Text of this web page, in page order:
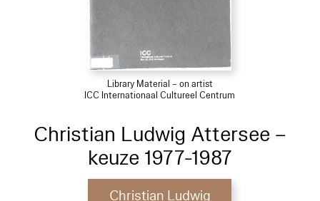
Library Material – on artist
ICC Internationaal Cultureel Centrum
Christian Ludwig Attersee –
keuze 1977-1987
Christian Ludwig